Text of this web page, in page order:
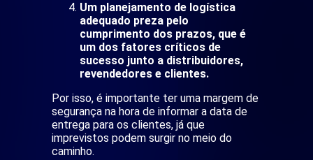
Um planejamento de logística
adequado preza pelo
cumprimento dos prazos, que é
um dos fatores críticos de
sucesso junto a distribuidores,
revendedores e clientes.
Por isso, é importante ter uma margem de
segurança na hora de informar a data de
entrega para os clientes, já que
imprevistos podem surgir no meio do
caminho.